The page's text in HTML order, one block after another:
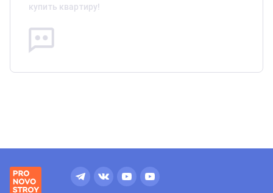
купить квартиру!